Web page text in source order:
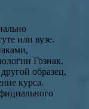
или вузе.
Гознак.
образец,
курса.